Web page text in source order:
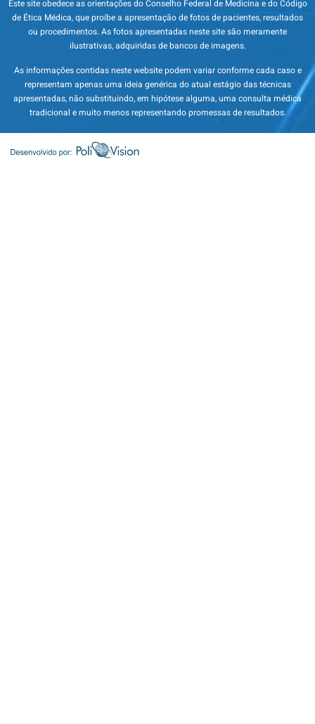
Este site obedece as orientações do Conselho Federal de Medicina e do Código
de Ética Médica, que proíbe a apresentação de fotos de pacientes, resultados
ou procedimentos. As fotos apresentadas neste site são meramente
ilustrativas, adquiridas de bancos de imagens.
As informações contidas neste website podem variar conforme cada caso e
representam apenas uma ideia genérica do atual estágio das técnicas
apresentadas, não substituindo, em hipótese alguma, uma consulta médica
tradicional e muito menos representando promessas de resultados.